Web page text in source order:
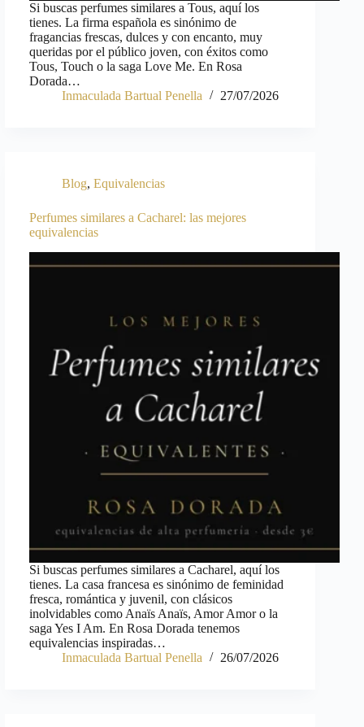
Si buscas perfumes similares a Tous, aquí los
tienes. La firma española es sinónimo de
fragancias frescas, dulces y con encanto, muy
queridas por el público joven, con éxitos como
Tous, Touch o la saga Love Me. En Rosa
Dorada…
Inmaculada Bartual Penella
27/07/2026
Blog, Equivalencias
Perfumes similares a Cacharel: las mejores
equivalencias
Si buscas perfumes similares a Cacharel, aquí los
tienes. La casa francesa es sinónimo de feminidad
fresca, romántica y juvenil, con clásicos
inolvidables como Anaïs Anaïs, Amor Amor o la
saga Yes I Am. En Rosa Dorada tenemos
equivalencias inspiradas…
Inmaculada Bartual Penella
26/07/2026